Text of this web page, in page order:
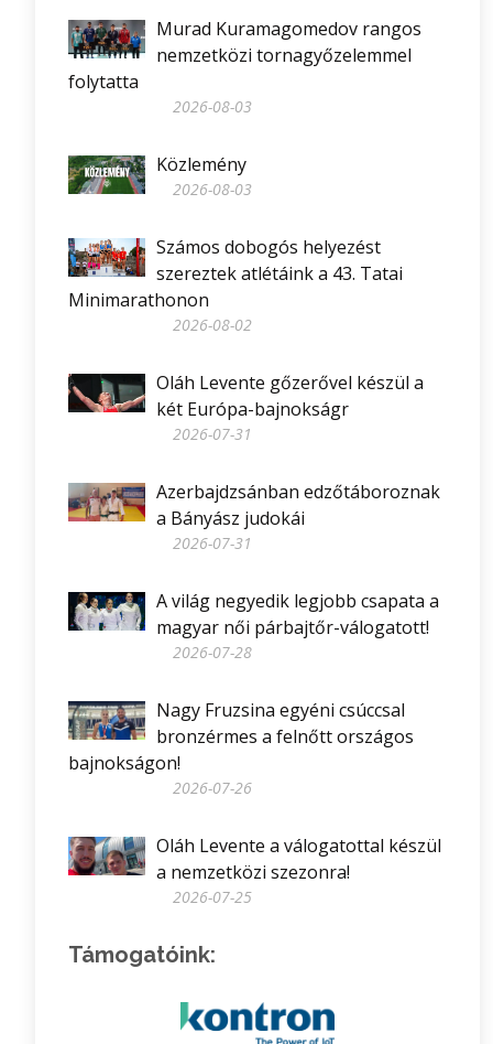
Murad Kuramagomedov rangos
nemzetközi tornagyőzelemmel
folytatta
2026-08-03
Közlemény
2026-08-03
Számos dobogós helyezést
szereztek atlétáink a 43. Tatai
Minimarathonon
2026-08-02
Oláh Levente gőzerővel készül a
két Európa-bajnokságr
2026-07-31
Azerbajdzsánban edzőtáboroznak
a Bányász judokái
2026-07-31
A világ negyedik legjobb csapata a
magyar női párbajtőr-válogatott!
2026-07-28
Nagy Fruzsina egyéni csúccsal
bronzérmes a felnőtt országos
bajnokságon!
2026-07-26
Oláh Levente a válogatottal készül
a nemzetközi szezonra!
2026-07-25
Támogatóink: